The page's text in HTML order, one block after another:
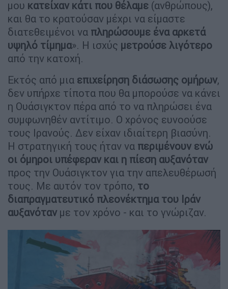
μου κατείχαν κάτι που θέλαμε (ανθρώπους),
και θα το κρατούσαν μέχρι να είμαστε
διατεθειμένοι να πληρώσουμε ένα αρκετά
υψηλό τίμημα». Η ισχύς μετρούσε λιγότερο
από την κατοχή.
Εκτός από μια επιχείρηση διάσωσης ομήρων,
δεν υπήρχε τίποτα που θα μπορούσε να κάνει
η Ουάσιγκτον πέρα από το να πληρώσει ένα
συμφωνηθέν αντίτιμο. Ο χρόνος ευνοούσε
τους Ιρανούς. Δεν είχαν ιδιαίτερη βιασύνη.
Η στρατηγική τους ήταν να περιμένουν ενώ
οι όμηροι υπέφεραν και η πίεση αυξανόταν
προς την Ουάσιγκτον για την απελευθέρωσή
τους. Με αυτόν τον τρόπο, το
διαπραγματευτικό πλεονέκτημα του Ιράν
αυξανόταν με τον χρόνο - και το γνώριζαν.